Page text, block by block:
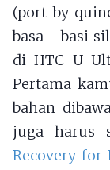
(port by
basa - basi
di HTC U
Pertama
bahan
juga harus
Recovery for